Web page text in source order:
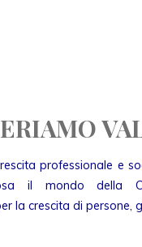
professionale e
il mondo della
la crescita di persone,